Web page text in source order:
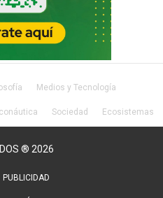
Medios y Tecnología
Sociedad Ecosistemas
® 2026
PUBLICIDAD